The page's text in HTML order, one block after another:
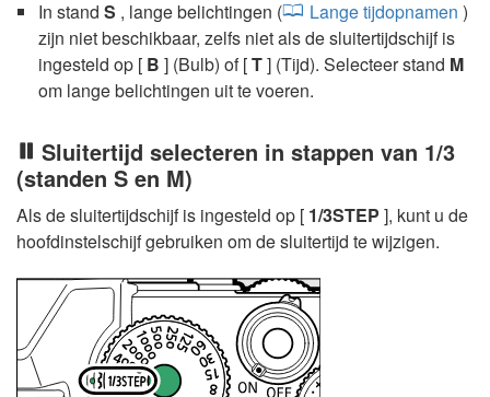
In stand S , lange belichtingen ( Lange tijdopnamen )
zijn niet beschikbaar, zelfs niet als de sluitertijdschijf is
ingesteld op [ B ] (Bulb) of [T] (Tijd). Selecteer stand M
om lange belichtingen uit te voeren.
Sluitertijd selecteren in stappen van 1/3
(standen S en M)
Als de sluitertijdschijf is ingesteld op [ 1/3STEP ], kunt u de
hoofdinstelschijf gebruiken om de sluitertijd te wijzigen.